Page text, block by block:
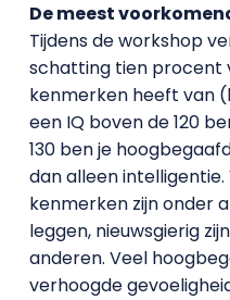
De meest
Tijdens de workshop
schatting tien procent
kenmerken heeft van
een IQ boven de 120
130 ben je
dan alleen
kenmerken zijn onder
leggen, nieuwsgierig
anderen. Veel
verhoogde